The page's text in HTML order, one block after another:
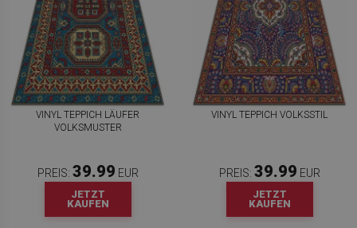
VINYL TEPPICH LÄUFER
VOLKSMUSTER
PREIS: 39.99 EUR
JETZT
KAUFEN
VINYL TEPPICH VOLKSSTIL
PREIS: 39.99 EUR
JETZT
KAUFEN